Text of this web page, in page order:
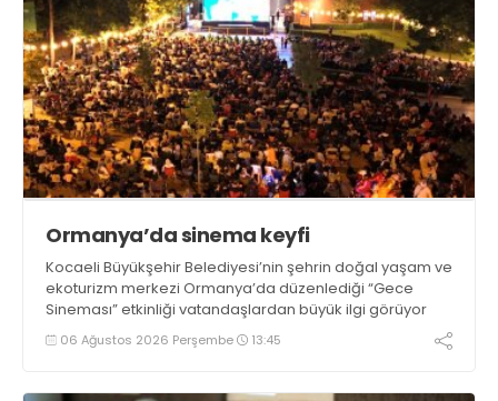
Ormanya’da sinema keyfi
Kocaeli Büyükşehir Belediyesi’nin şehrin doğal yaşam ve
ekoturizm merkezi Ormanya’da düzenlediği “Gece
Sineması” etkinliği vatandaşlardan büyük ilgi görüyor
06 Ağustos 2026 Perşembe 13:45